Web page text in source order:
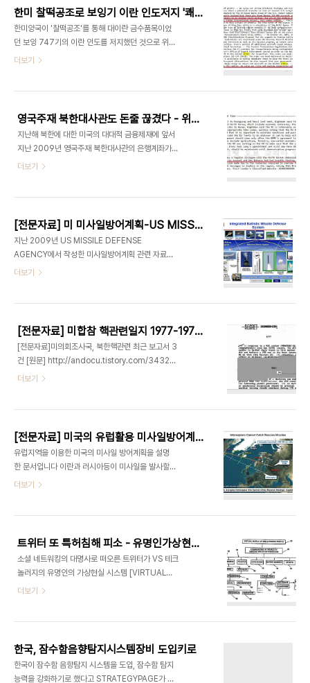
장성택의 생일..
http://news.chosun.com/site/data/html_dir/2011/02/11/
Dep1=news&Dep2=headline1&Dep3=h2_04
11일 국회 국방위와 국방부 등에 따르면 국방부 조사
본부는 최근 미국 무기중개업체인 T사의 국내 무역
대리업체인 N사가 대공포의 포몸통(포신)을 해외에
서 포몸통을 제작하게 해 군에 납..
한미 찰떡공조로 보잉기 이란 인도저지 '쾌거' - 위키리크스 한국전문
한미양국이 '찰떡공조'를 통해 대이란 금수품목이었
던 보잉 747기의 이란 인도를 저지했던 것으로 위키
리크스가 폭로한 미국무부 비밀전문을 통해 확인됐
전문입니다 '즉각적인 조치가 필요하다'는 말로 시작
된 이 비밀전문에서 미 국무부는 한국의 인천공항에
계류중인 N106UA와 N192UA등 보잉 747-
400기 2대와 김해공항에 계류중인 NU185UA
747-400기 1대등 모두 3대의 보잉 747 항공기
된뒤 대이란금수조치를 어기고 이란민간항공사인 마
은 한국정부의 협..
더보기
영국주재 북한대사관도 돈줄 끊겼다 - 위키리크스 한국비밀전문
지난해 북한에 대한 미국의 대대적 금융제재에 앞서
지난 2009년 영국주재 북한대사관의 은행계좌가
폐쇄돼 북한대사관의 돈줄이 끊겼던 것으로 위키리
과 면담한 내용을 비밀전문을 통해 미 국무부에 보고
했습니다 이 비밀전문중 5번째 항목에 따르면 스콧
라이트만 영국 외무부 아태국장은 영국주재 북한대
사관의 은행계좌가 폐쇄됐으며 북한대사관이 그들의
비지니스를 받아들인 새은행을 찾는데 어려움을 겪
록돼 있습니다 [North Korean Embassy's
Emba..
더보기
[전문자료] 미 미사일방어계획-US MISSILE DEFENSE AGENCY BOOK 2009[원문]
지난 2009년 US MISSILE DEFENSE
AGENCY에서 작성한 미사일방어계획 관련 자료입
니다 저는 문외한입니다만 군사문제에 관심있는 아
더보기
[전문자료] 미합참 핵관련일지 1977-1979 비밀문서 350P 원문
[전문자료]미의회조사국, 북한핵관련 최근 보고서 3
건 [원문] http://andocu.tistory.com/3432
[전문자료] 미국의 유럽활용 미사일방어계획-US
사정 - 미국무부 비밀전문[13]
http://andocu.tistory.com/3408미합참본부
가 작성한 핵관련일지 비밀문서입니다 1977년부터
1979년까지 미국의 핵무기관련 주요내용을 날짜별
로 정리한 것으로 3백50페이지에 이릅니다 저는 문
가들을 위해 올립니다 미합참 핵관련일지 1977-
더보기
[전문자료] 미국의 유럽활용 미사일방어계획-US MISSILE DEFENSE IN EUROPE [원문]
유럽지역을 이용한 미국의 미사일 방어계획을 설명
한 문서입니다 이란과 러시아등이 미사일을 발사할
경우 미국 본토에 도달하기 전에 유럽지역에 배치된
설이 발사 몇초뒤에 이를 탐지할 수 있고 탐지시설은
몇군데나 되는지등이 설명돼 있습니다 저는 문외한
입니다만 군사문제에 관심있는 아마츄어와 전문가들
을 위해 올립니다 US MISSILE DEFENSE IN
EUROPE US MISSILE DEFENSE IN EUROPE
더보기
트위터 또 특허침해 피소 - 유명인가상현실시스템 특허 침해혐의 [소송장 원문]
소셜 네트워킹의 대명사로 떠오른 트위터가 VS 테크
놀러지의 유명인의 가상현실 시스템 [VIRTUAL
WORLD OF WELL-KNOWN PEOPLE] 구현특
특허 6,408,309 [United States Patent No.
6,408,309 ("the '309 Patent") 를 침해했다
고 밝혔습니다 VS 테크놀러지는 미국 특허청으로 부
더보기
한국, 잠수함음향탐지시스템장비 도입키로
한국이 잠수함 음향탐지 시스템을 도입, 잠수함 탐지
능력을 강화하기로 했다고 STRATEGYPAGE가 오